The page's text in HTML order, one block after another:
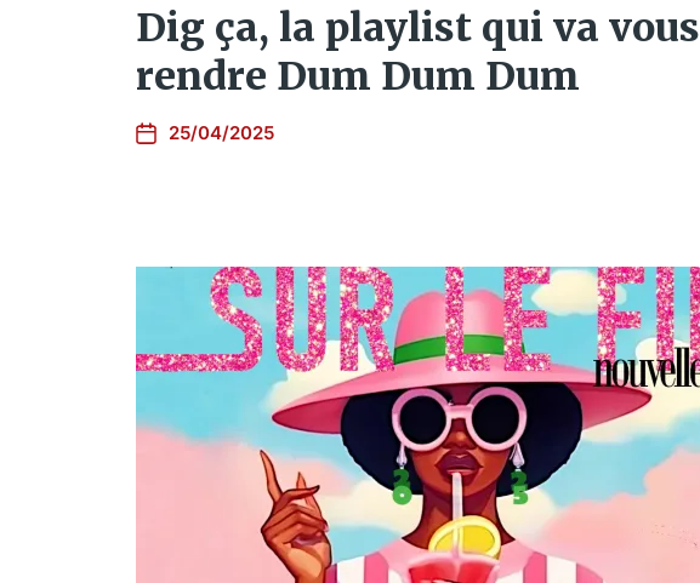
Dig ça, la playlist qui va vous
rendre Dum Dum Dum
25/04/2025